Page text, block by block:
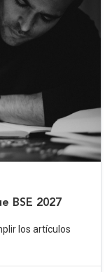
BSE 2027
los artículos